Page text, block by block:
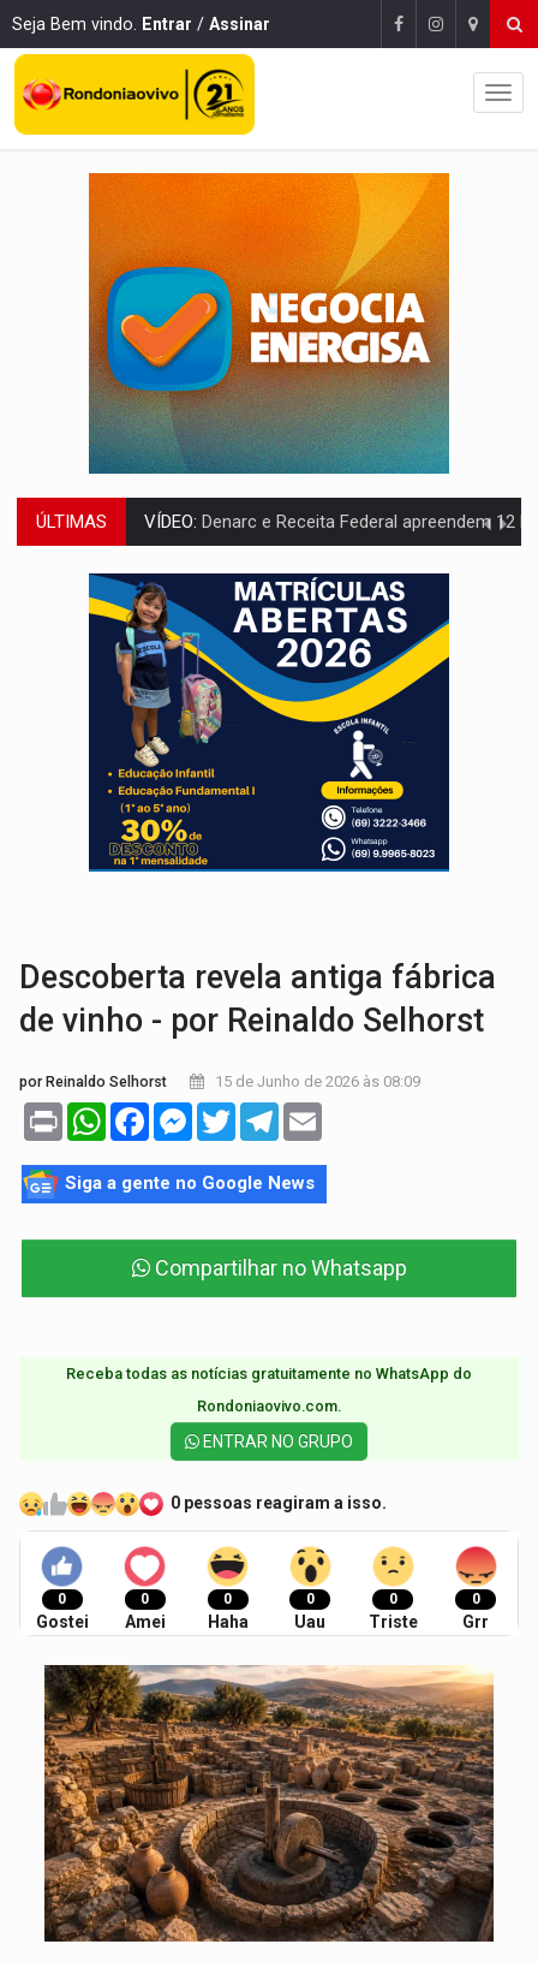
Seja Bem vindo. Entrar / Assinar
ÚLTIMAS OPERAÇÃO DA PC:Membros do CV são presos com armas e drogas após
ENTRADA GRATUITA:Espetáculo As Marias Somos Nós será
VÍDEO:Três são presos após furto de motocicleta em frente
CELEBRAÇÃO:Cerejeiras completa 43 anos de emancipação com
SAÚDE:Anvisa desmente boato sobre presença de plástico ou
VÍDEO: Pitbulls fogem de residência e atacam casal de idosos
AÇÃO CONJUNTA: Forças policiais apreendem cerca de 1kg de
PF ESTÁ APURANDO: Flávio Bolsonaro escolhe Alfredo Gaspar como vice, alvo de
Descoberta revela antiga fábrica
de vinho - por Reinaldo Selhorst
por Reinaldo Selhorst 15 de Junho de 2026 às 08:09
Print WhatsAppFacebookMessenger
TwitterTelegram
Siga a gente no Google News
Compartilhar no Whatsapp
Receba todas as notícias gratuitamente no WhatsApp do
Rondoniaovivo.com.​
ENTRAR NO GRUPO
0 pessoas reagiram a isso.
0
Gostei
0
Amei
0
Haha
0
Uau
0
Triste
0
Grr